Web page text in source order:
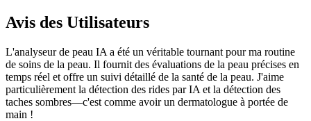
Avis des Utilisateurs
L'analyseur de peau IA a été un véritable tournant pour ma routine
de soins de la peau. Il fournit des évaluations de la peau précises en
temps réel et offre un suivi détaillé de la santé de la peau. J'aime
particulièrement la détection des rides par IA et la détection des
taches sombres—c'est comme avoir un dermatologue à portée de
main !